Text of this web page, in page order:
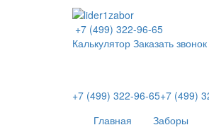
+7 (499) 322-96-65
Калькулятор Заказать звонок
+7 (499) 322-96-65
Главная
Заборы
+7 (499)